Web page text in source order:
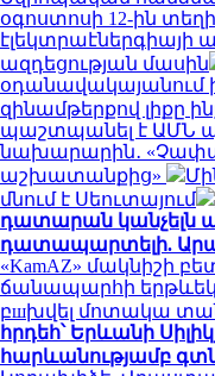
օգոստոսի 12-ին
էլեկտրաէներգիայի
ազդեցության մասին
օդանավակայանում
զինամթերքով լիքը
պաշտպանել է ԱՄՆ
նախարարին․
աշխատանքից»
մնում է Սեուտայում
դատարան կանչելն
դատապարտելի.
«KamAZ» մակնիշի
ճանապարհի
բшխվել մոտակա
հրդեհ՝ Երևանի
հարևանությամբ